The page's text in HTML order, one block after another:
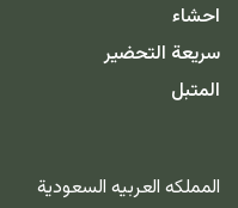
احشاء
سريعة التحضير
المتبل
المملكه العربيه السعودية